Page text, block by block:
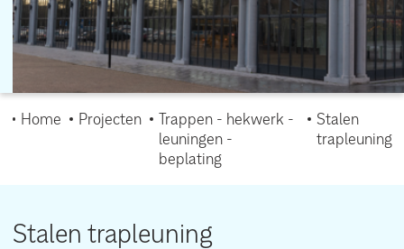
Home Projecten
Trappen - hekwerk -
leuningen -
beplating
Stalen
trapleuning
Stalen trapleuning